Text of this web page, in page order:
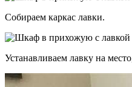
Собираем каркас лавки.
Устанавливаем лавку на